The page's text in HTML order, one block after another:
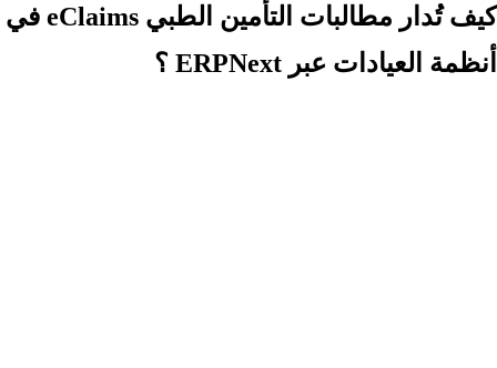
كيف تُدار مطالبات التأمين الطبي eClaims في
أنظمة العيادات عبر ERPNext ؟